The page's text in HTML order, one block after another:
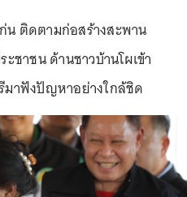
น ติดตามก่อสร้างสะพาน
าชน ด้านชาวบ้านโผเข้า
าฟังปัญหาอย่างใกล้ชิด